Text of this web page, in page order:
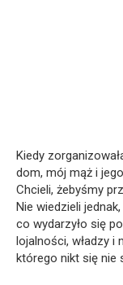
Kiedy
dom, mój mąż i
Chcieli, żebyśmy
Nie wiedzieli
co wydarzyło się
lojalności, władzy
którego nikt się nie